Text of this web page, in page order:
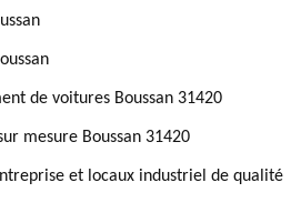
de voitures Boussan 31420
mesure Boussan 31420
et locaux industriel de qualité